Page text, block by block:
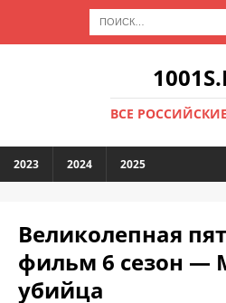
ВСЕ
2023 2024 2025
Великолепная
фильм 6 сезон —
убийца